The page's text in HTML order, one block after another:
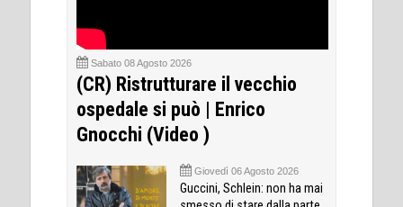
Sabato 08 Agosto 2026
(CR) Ristrutturare il vecchio
ospedale si può | Enrico
Gnocchi (Video )
Giovedì 06 Agosto 2026
Guccini, Schlein: non ha mai